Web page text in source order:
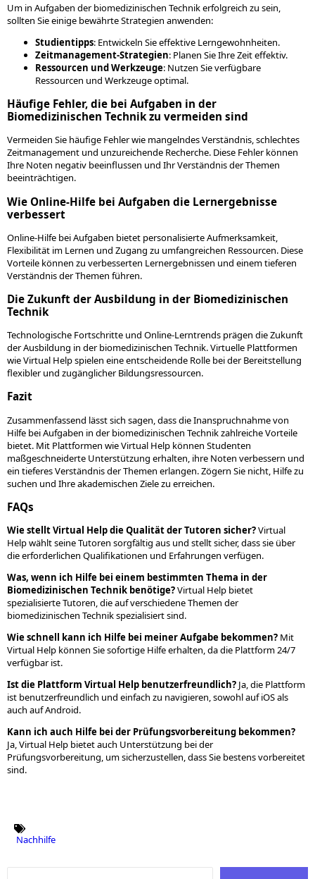
Um in Aufgaben der biomedizinischen Technik erfolgreich zu sein,
sollten Sie einige bewährte Strategien anwenden:
Studientipps: Entwickeln Sie effektive Lerngewohnheiten.
Zeitmanagement-Strategien: Planen Sie Ihre Zeit effektiv.
Ressourcen und Werkzeuge: Nutzen Sie verfügbare
Ressourcen und Werkzeuge optimal.
Häufige Fehler, die bei Aufgaben in der
Biomedizinischen Technik zu vermeiden sind
Vermeiden Sie häufige Fehler wie mangelndes Verständnis, schlechtes
Zeitmanagement und unzureichende Recherche. Diese Fehler können
Ihre Noten negativ beeinflussen und Ihr Verständnis der Themen
beeinträchtigen.
Wie Online-Hilfe bei Aufgaben die Lernergebnisse
verbessert
Online-Hilfe bei Aufgaben bietet personalisierte Aufmerksamkeit,
Flexibilität im Lernen und Zugang zu umfangreichen Ressourcen. Diese
Vorteile können zu verbesserten Lernergebnissen und einem tieferen
Verständnis der Themen führen.
Die Zukunft der Ausbildung in der Biomedizinischen
Technik
Technologische Fortschritte und Online-Lerntrends prägen die Zukunft
der Ausbildung in der biomedizinischen Technik. Virtuelle Plattformen
wie Virtual Help spielen eine entscheidende Rolle bei der Bereitstellung
flexibler und zugänglicher Bildungsressourcen.
Fazit
Zusammenfassend lässt sich sagen, dass die Inanspruchnahme von
Hilfe bei Aufgaben in der biomedizinischen Technik zahlreiche Vorteile
bietet. Mit Plattformen wie Virtual Help können Studenten
maßgeschneiderte Unterstützung erhalten, ihre Noten verbessern und
ein tieferes Verständnis der Themen erlangen. Zögern Sie nicht, Hilfe zu
suchen und Ihre akademischen Ziele zu erreichen.
FAQs
Wie stellt Virtual Help die Qualität der Tutoren sicher?Virtual
Help wählt seine Tutoren sorgfältig aus und stellt sicher, dass sie über
die erforderlichen Qualifikationen und Erfahrungen verfügen.
Was, wenn ich Hilfe bei einem bestimmten Thema in der
Biomedizinischen Technik benötige?Virtual Help bietet
spezialisierte Tutoren, die auf verschiedene Themen der
biomedizinischen Technik spezialisiert sind.
Wie schnell kann ich Hilfe bei meiner Aufgabe bekommen? Mit
Virtual Help können Sie sofortige Hilfe erhalten, da die Plattform 24/7
verfügbar ist.
Ist die Plattform Virtual Help benutzerfreundlich? Ja, die Plattform
ist benutzerfreundlich und einfach zu navigieren, sowohl auf iOS als
auch auf Android.
Kann ich auch Hilfe bei der Prüfungsvorbereitung bekommen?
Ja, Virtual Help bietet auch Unterstützung bei der
Prüfungsvorbereitung, um sicherzustellen, dass Sie bestens vorbereitet
sind.
Nachhilfe